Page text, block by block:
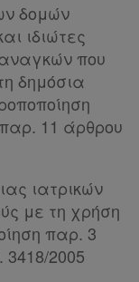
δομών
ιδιώτες
που
δημόσια
11 άρθρου
ιατρικών
με τη χρήση
παρ. 3
2005